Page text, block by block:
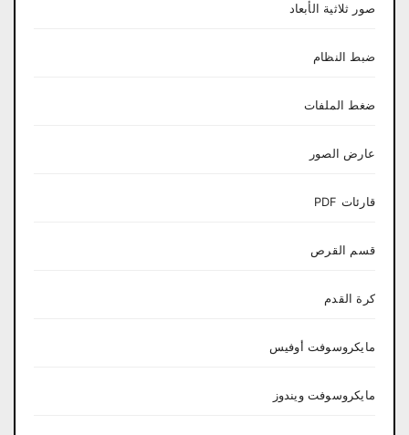
صور ثلاثية الأبعاد
ضبط النظام
ضغط الملفات
عارض الصور
قارئات PDF
قسم القرص
كرة القدم
مايكروسوفت أوفيس
مايكروسوفت ويندوز